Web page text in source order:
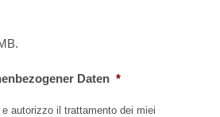
Daten *
e autorizzo il trattamento dei miei